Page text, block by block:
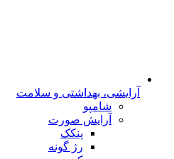
آرایشی، بهداشتی و سلامت
شامپو
آرایش صورت
پنکک
رژ گونه